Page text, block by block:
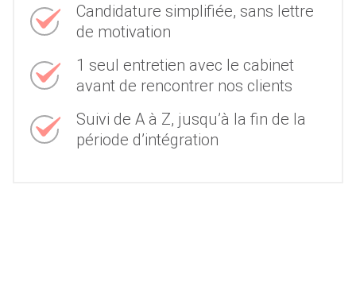
Candidature simplifiée, sans lettre
de motivation
1 seul entretien avec le cabinet
avant de rencontrer nos clients
Suivi de A à Z, jusqu’à la fin de la
période d’intégration